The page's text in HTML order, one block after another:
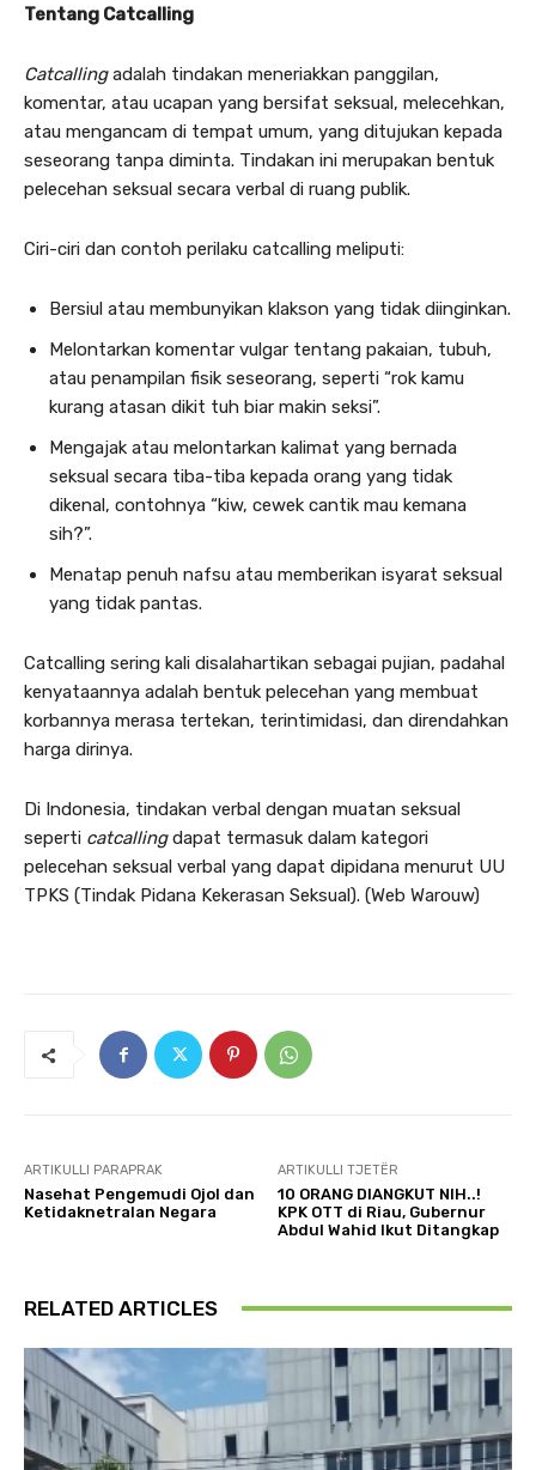
Tentang Catcalling
Catcallingadalah tindakan meneriakkan panggilan,
komentar, atau ucapan yang bersifat seksual, melecehkan,
atau mengancam di tempat umum, yang ditujukan kepada
seseorang tanpa diminta. Tindakan ini merupakan bentuk
pelecehan seksual secara verbal di ruang publik.
Ciri-ciri dan contoh perilaku catcalling meliputi:
Bersiul atau membunyikan klakson yang tidak diinginkan.
Melontarkan komentar vulgar tentang pakaian, tubuh,
atau penampilan fisik seseorang, seperti “rok kamu
kurang atasan dikit tuh biar makin seksi”.
Mengajak atau melontarkan kalimat yang bernada
seksual secara tiba-tiba kepada orang yang tidak
dikenal, contohnya “kiw, cewek cantik mau kemana
sih?”.
Menatap penuh nafsu atau memberikan isyarat seksual
yang tidak pantas.
Catcalling sering kali disalahartikan sebagai pujian, padahal
kenyataannya adalah bentuk pelecehan yang membuat
korbannya merasa tertekan, terintimidasi, dan direndahkan
harga dirinya.
Di Indonesia, tindakan verbal dengan muatan seksual
seperti catcallingdapat termasuk dalam kategori
pelecehan seksual verbal yang dapat dipidana menurut UU
TPKS (Tindak Pidana Kekerasan Seksual). (Web Warouw)
ARTIKULLI PARAPRAK
Nasehat Pengemudi Ojol dan
Ketidaknetralan Negara
ARTIKULLI TJETËR
10 ORANG DIANGKUT NIH..!
KPK OTT di Riau, Gubernur
Abdul Wahid Ikut Ditangkap
RELATED ARTICLES